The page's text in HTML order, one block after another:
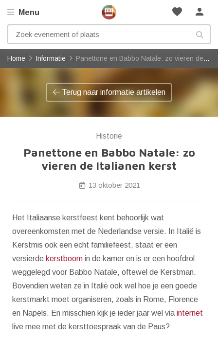
favorite person
Menu
Home Informatie Panettone en Babbo Natale: zo vieren de Italianen kerst
Terug naar informatie artikelen
Historie
Panettone en Babbo Natale: zo
vieren de Italianen kerst
13 oktober 2021
Het Italiaanse kerstfeest kent behoorlijk wat
overeenkomsten met de Nederlandse versie. In Italië is
Kerstmis ook een echt familiefeest, staat er een
versierde kerstboom in de kamer en is er een hoofdrol
weggelegd voor Babbo Natale, oftewel de Kerstman.
Bovendien weten ze in Italië ook wel hoe je een goede
kerstmarkt moet organiseren, zoals in Rome, Florence
en Napels. En misschien kijk je ieder jaar wel viainternet
live mee met de kersttoespraak van de Paus?